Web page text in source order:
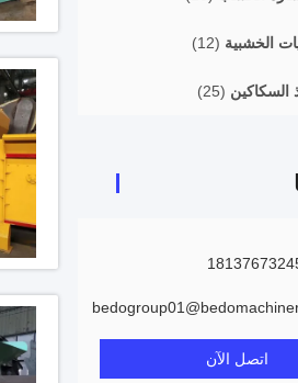
الخشبية (12)
السكاكين (25)
اتصل الآن